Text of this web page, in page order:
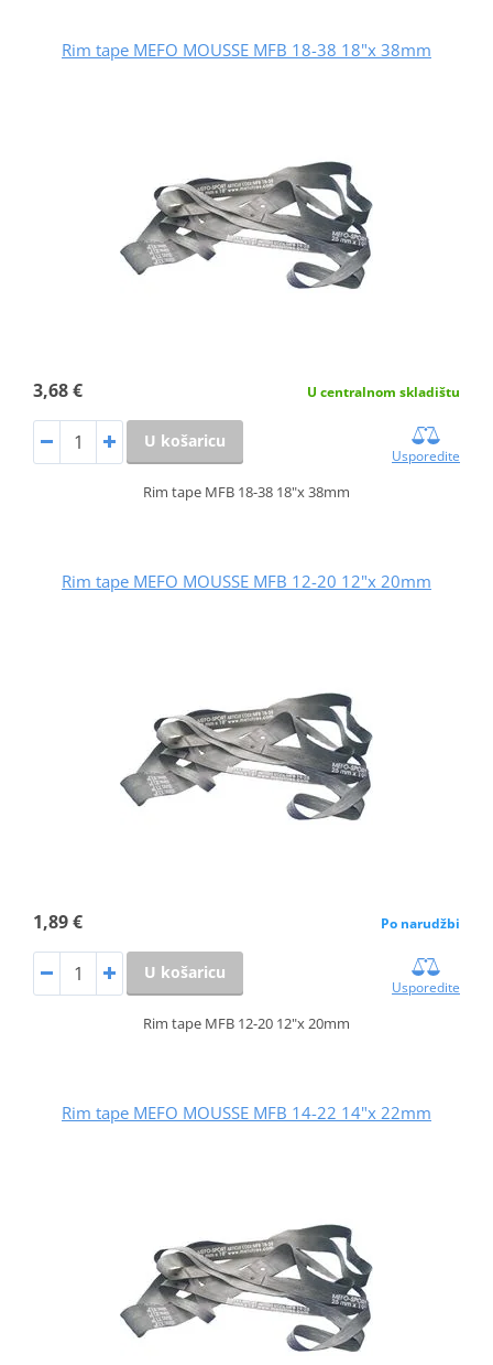
Rim tape MEFO MOUSSE MFB 18-38 18"x 38mm
3,68 € U centralnom skladištu
U košaricu
Usporedite
Rim tape MFB 18-38 18"x 38mm
Rim tape MEFO MOUSSE MFB 12-20 12"x 20mm
1,89 € Po narudžbi
U košaricu
Usporedite
Rim tape MFB 12-20 12"x 20mm
Rim tape MEFO MOUSSE MFB 14-22 14"x 22mm